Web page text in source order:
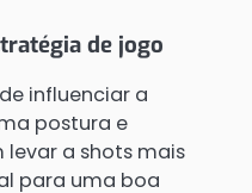
de jogo
influenciar a
postura e
a shots mais
para uma boa